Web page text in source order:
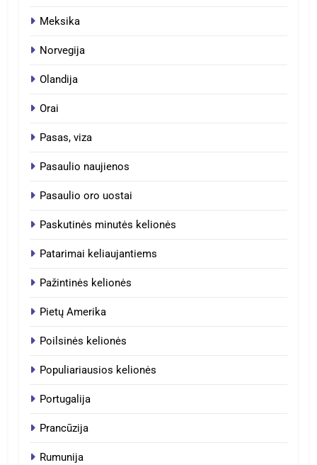
Meksika
Norvegija
Olandija
Orai
Pasas, viza
Pasaulio naujienos
Pasaulio oro uostai
Paskutinės minutės kelionės
Patarimai keliaujantiems
Pažintinės kelionės
Pietų Amerika
Poilsinės kelionės
Populiariausios kelionės
Portugalija
Prancūzija
Rumunija